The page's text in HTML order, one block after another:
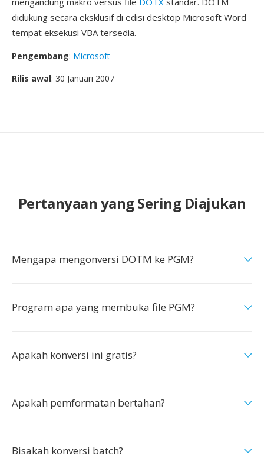
didukung secara eksklusif di edisi desktop Microsoft Word
tempat eksekusi VBA tersedia.
Pengembang: Microsoft
Rilis awal: 30 Januari 2007
Pertanyaan yang Sering Diajukan
Mengapa mengonversi DOTM ke PGM?
Program apa yang membuka file PGM?
Apakah konversi ini gratis?
Apakah pemformatan bertahan?
Bisakah konversi batch?